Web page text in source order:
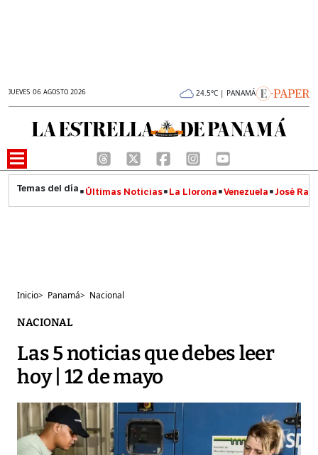
JUEVES 06 AGOSTO 2026 24.5°C | PANAMÁ
Últimas Noticias La Llorona Venezuela José
Inicio> Panamá> Nacional
NACIONAL
Las 5 noticias que debes leer
hoy | 12 de mayo